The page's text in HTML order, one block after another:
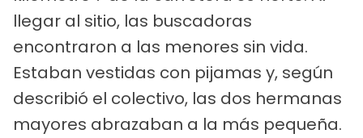
llegar al sitio, las buscadoras
encontraron a las menores sin vida.
Estaban vestidas con pijamas y, según
describió el colectivo, las dos hermanas
mayores abrazaban a la más pequeña.